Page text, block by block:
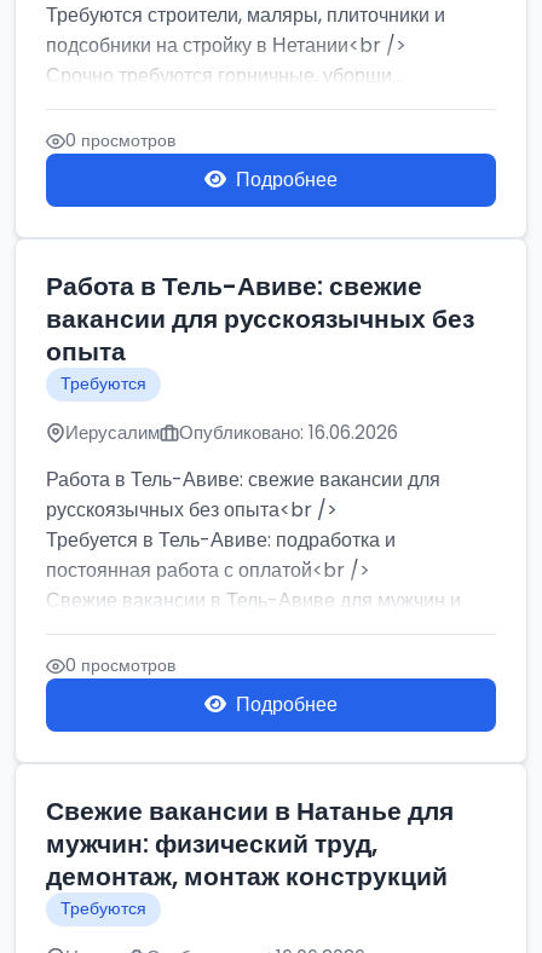
Требуются строители, маляры, плиточники и
подсобники на стройку в Нетании<br />
Срочно требуются горничные, уборщи...
0 просмотров
Подробнее
Работа в Тель-Авиве: свежие
вакансии для русскоязычных без
опыта
Требуются
Иерусалим Опубликовано: 16.06.2026
Работа в Тель-Авиве: свежие вакансии для
русскоязычных без опыта<br />
Требуется в Тель-Авиве: подработка и
постоянная работа с оплатой<br />
Свежие вакансии в Тель-Авиве для мужчин и
женщин от хозя...
0 просмотров
Подробнее
Свежие вакансии в Натанье для
мужчин: физический труд,
демонтаж, монтаж конструкций
Требуются